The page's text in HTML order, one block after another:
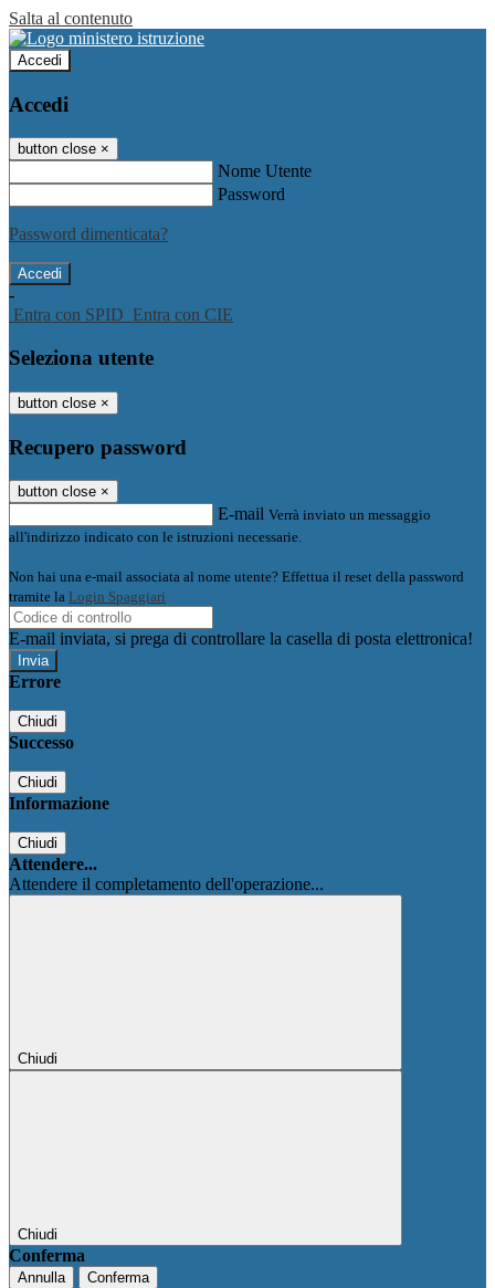
Salta al contenuto
Accedi
Accedi
button close ×
Nome Utente
Password
Password dimenticata?
-
Entra con SPID Entra con CIE
Seleziona utente
button close ×
Recupero password
button close ×
E-mail Verrà inviato un messaggio
all'indirizzo indicato con le istruzioni necessarie.
Non hai una e-mail associata al nome utente? Effettua il reset della password
tramite la Login Spaggiari
E-mail inviata, si prega di controllare la casella di posta elettronica!
Errore
Chiudi
Successo
Chiudi
Informazione
Chiudi
Attendere...
Attendere il completamento dell'operazione...
Chiudi
Chiudi
Conferma
Annulla Conferma